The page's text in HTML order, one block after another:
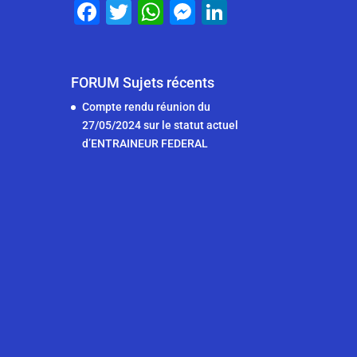
b
k
F
e
b
o
T
er
W
s
A
p
M
e
n
g
dI
n
FORUM Sujets récents
Compte rendu réunion du
27/05/2024 sur le statut actuel
d’ENTRAINEUR FEDERAL